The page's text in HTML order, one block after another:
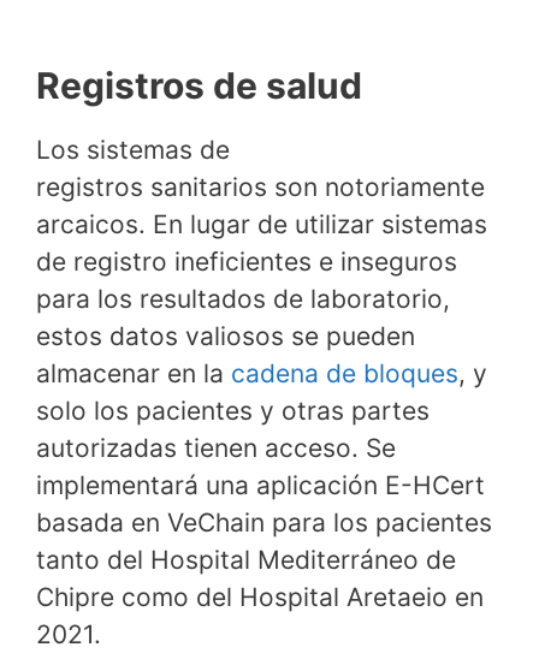
Registros de salud
Los sistemas de
registros sanitarios son notoriamente
arcaicos. En lugar de utilizar sistemas
de registro ineficientes e inseguros
para los resultados de laboratorio,
estos datos valiosos se pueden
almacenar en la cadena de bloques, y
solo los pacientes y otras partes
autorizadas tienen acceso. Se
implementará una aplicación E-HCert
basada en VeChain para los pacientes
tanto del Hospital Mediterráneo de
Chipre como del Hospital Aretaeio en
2021.